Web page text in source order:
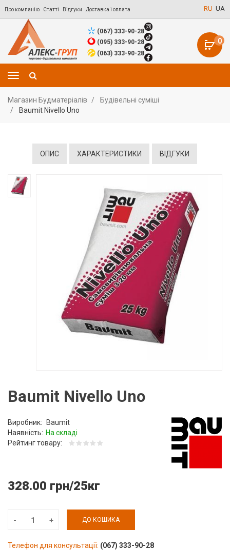
Про компанію Статті Відгуки Доставка і оплата RU UA
0
(067) 333-90-28
(095) 333-90-28
(063) 333-90-28
Магазин Будматеріалів
Будівельні суміші
Baumit Nivello Uno
ОПИС ХАРАКТЕРИСТИКИ ВІДГУКИ
Baumit Nivello Uno
Виробник:
Baumit
Наявність: На складі
Рейтинг товару:
328.00 грн/25кг
ДО КОШИКА
Телефон для консультації: (067) 333-90-28